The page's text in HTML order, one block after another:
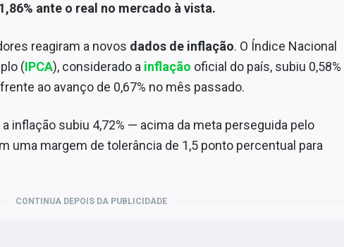
ante o real no mercado à vista.
reagiram a novos dados de inflação. O Índice Nacional
(IPCA), considerado a inflação oficial do país, subiu 0,58%
ao avanço de 0,67% no mês passado.
inflação subiu 4,72% — acima da meta perseguida pelo
uma margem de tolerância de 1,5 ponto percentual para
CONTINUA DEPOIS DA PUBLICIDADE